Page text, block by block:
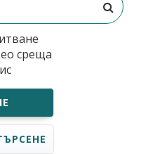
среща